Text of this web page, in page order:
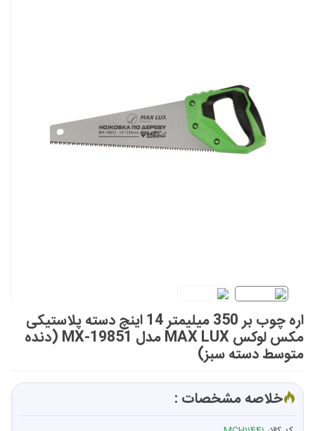
اره چوب بر 350 میلیمتر 14 اینچ دسته پلاستیکی
مکس لوکس MAX LUX مدل MX-19851 (دنده
متوسط دسته سبز)
خلاصه مشخصات :